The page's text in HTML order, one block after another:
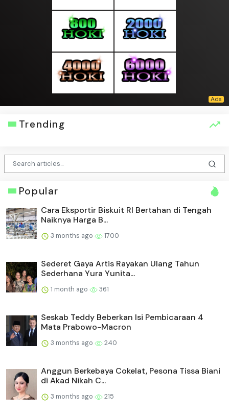
Trending
Popular
Cara Eksportir Biskuit RI Bertahan di Tengah
Naiknya Harga B...
3 months ago 1700
Sederet Gaya Artis Rayakan Ulang Tahun
Sederhana Yura Yunita...
1 month ago 361
Seskab Teddy Beberkan Isi Pembicaraan 4
Mata Prabowo-Macron
3 months ago 240
Anggun Berkebaya Cokelat, Pesona Tissa Biani
di Akad Nikah C...
3 months ago 215